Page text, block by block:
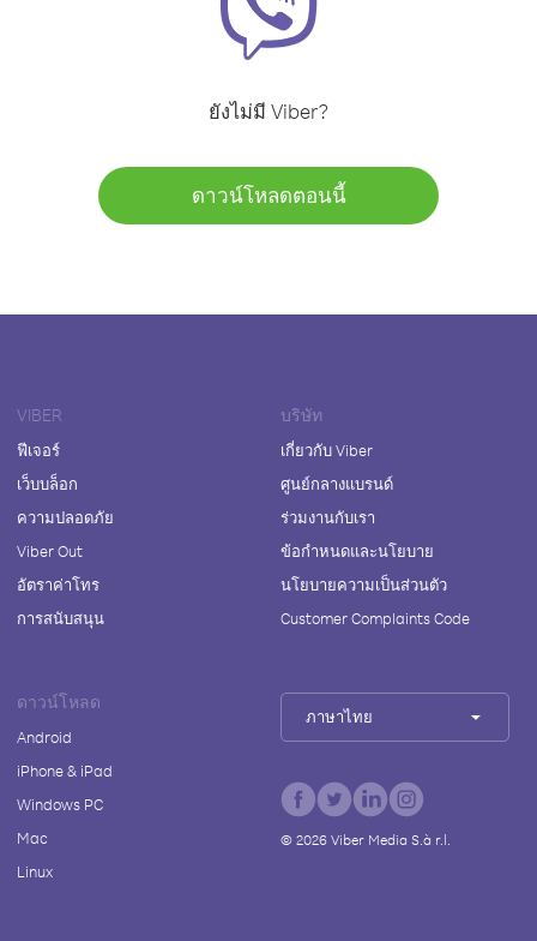
ยังไม่มี Viber?
ดาวน์โหลดตอนนี้
VIBER
ฟีเจอร์
เว็บบล็อก
ความปลอดภัย
Viber Out
อัตราค่าโทร
การสนับสนุน
บริษัท
เกี่ยวกับ Viber
ศูนย์กลางแบรนด์
ร่วมงานกับเรา
ข้อกำหนดและนโยบาย
นโยบายความเป็นส่วนตัว
Customer Complaints Code
ดาวน์โหลด
Android
iPhone & iPad
Windows PC
Mac
Linux
ภาษาไทย
© 2026Viber Media S.à r.l.